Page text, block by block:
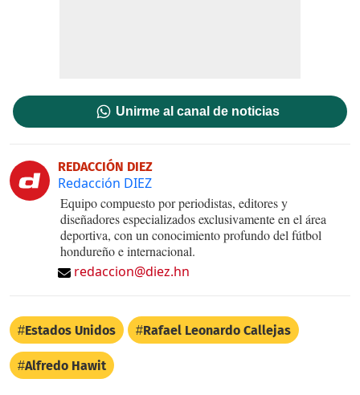
Unirme al canal de noticias
REDACCIÓN DIEZ
Redacción DIEZ
Equipo compuesto por periodistas, editores y
diseñadores especializados exclusivamente en el área
deportiva, con un conocimiento profundo del fútbol
hondureño e internacional.
redaccion@diez.hn
Estados Unidos Rafael Leonardo Callejas
Alfredo Hawit